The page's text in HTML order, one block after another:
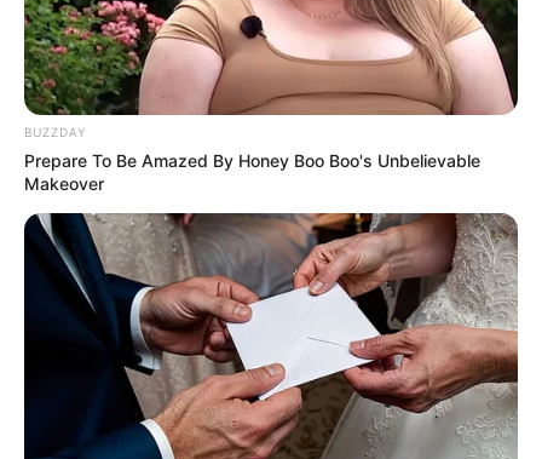
BUZZDAY
Prepare To Be Amazed By Honey Boo Boo's Unbelievable
Makeover